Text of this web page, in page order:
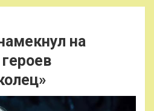
на